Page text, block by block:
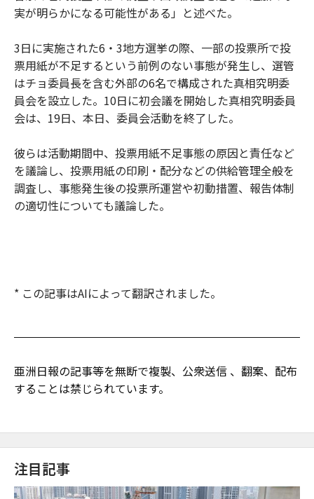
実が明らかになる可能性がある」と述べた。
3日に実施された6・3地方選挙の際、一部の投票所で投
票用紙が不足するという前例のない事態が発生し、選管
はチョ委員長を含む外部の6名で構成された真相究明委
員会を設立した。10日に初会議を開始した真相究明委員
会は、19日、本日、委員会活動を終了した。
彼らは活動期間中、投票用紙不足事態の原因と責任など
を議論し、投票用紙の印刷・配分などの供給管理全般を
調査し、事態発生後の投票所運営や初動措置、報告体制
の適切性についても議論した。
* この記事はAIによって翻訳されました。
亜洲日報の記事等を無断で複製、公衆送信 、翻案、配布
することは禁じられています。
注目記事